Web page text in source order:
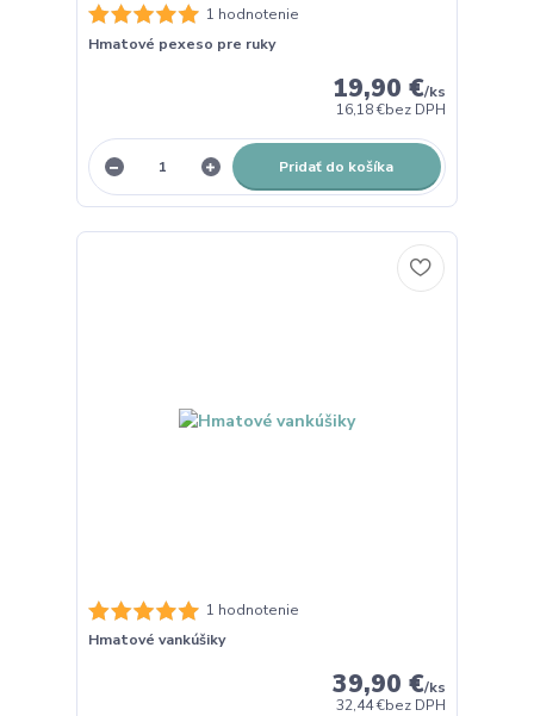
1 hodnotenie
Hmatové pexeso pre ruky
19,90 €/ks
16,18 €bez DPH
Pridať do košíka
1 hodnotenie
Hmatové vankúšiky
39,90 €/ks
32,44 €bez DPH